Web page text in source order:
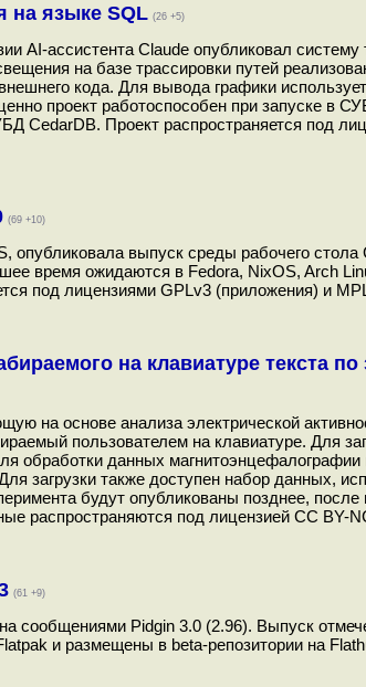
на языке SQL (26 +5)
AI-ассистента Claude опубликовал систему
на базе трассировки путей
кода. Для вывода графики
проект работоспособен при запуске в
CedarDB. Проект распространяется под
(69 +10)
выпуск среды рабочего
время ожидаются в Fedora, NixOS, Arch
под лицензиями GPLv3 (приложения) и
на клавиатуре текста по
на основе анализа электрической
пользователем на клавиатуре. Для
обработки данных магнитоэнцефалографии
загрузки также доступен набор данных,
будут опубликованы позднее, после
распространяются под лицензией CC BY-
(61 +9)
сообщениями Pidgin 3.0 (2.96). Выпуск
и размещены в beta-репозитории на